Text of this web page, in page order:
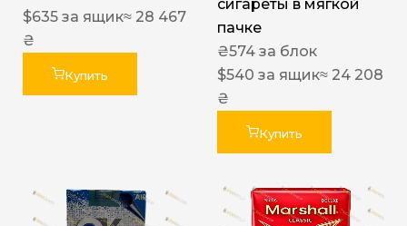
$635 за ящик≈ 28 467
₴
Купить
сигареты в мягкой
пачке
₴574 за блок
$540 за ящик≈ 24 208
₴
Купить